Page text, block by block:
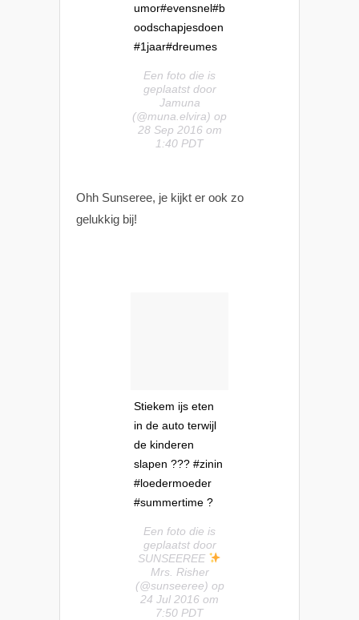
umor#evensnel#b
oodschapjesdoen
#1jaar#dreumes
Een foto die is
geplaatst door
Jamuna
(@muna.elvira) op
28 Sep 2016 om
1:40 PDT
Ohh Sunseree, je kijkt er ook zo
gelukkig bij!
Stiekem ijs eten
in de auto terwijl
de kinderen
slapen ??? #zinin
#loedermoeder
#summertime ?
Een foto die is
geplaatst door
SUNSEEREE
Mrs. Risher
(@sunseeree) op
24 Jul 2016 om
7:50 PDT